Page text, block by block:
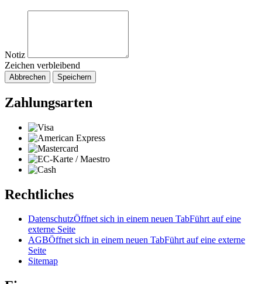
Notiz
Zeichen verbleibend
Abbrechen Speichern
Zahlungsarten
Rechtliches
DatenschutzÖffnet sich in einem neuen TabFührt auf eine
externe Seite
AGBÖffnet sich in einem neuen TabFührt auf eine externe
Seite
Sitemap